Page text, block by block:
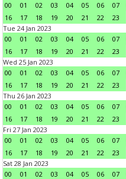
00
01 02 03 04 05 06 07
16
17 18 19 20 21 22
23
Tue 24 Jan 2023
00
01 02 03 04 05 06 07
16
17 18 19 20 21 22
23
Wed 25 Jan 2023
00
01 02 03 04 05 06 07
16
17 18 19 20 21 22
23
Thu 26 Jan 2023
00
01 02 03 04 05 06 07
16
17 18 19 20 21 22
23
Fri 27 Jan 2023
00
01 02 03 04 05 06 07
16
17 18 19 20 21 22
23
Sat 28 Jan 2023
00
01 02 03 04 05 06 07